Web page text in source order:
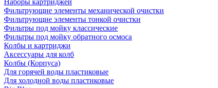
Фильтрующие элементы механической очистки
Фильтрующие элементы тонкой очистки
Фильтры под мойку классические
Фильтры под мойку обратного осмоса
Колбы и картриджи
Аксессуары для колб
Колбы (Корпуса)
Для горячей воды пластиковые
Для холодной воды пластиковые